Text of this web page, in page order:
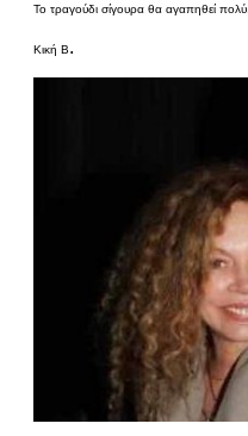
Το τραγούδι σίγουρα θα αγαπηθεί πολύ.
Κική Β.